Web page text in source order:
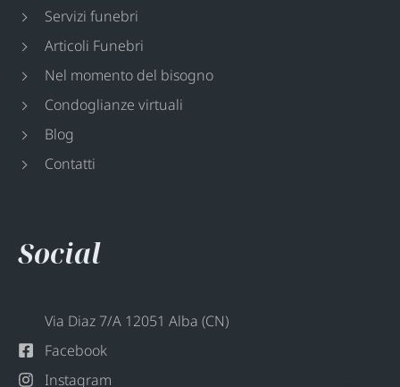
Servizi funebri
Articoli Funebri
Nel momento del bisogno
Condoglianze virtuali
Blog
Contatti
Social
Via Diaz 7/A 12051 Alba (CN)
Facebook
Instagram